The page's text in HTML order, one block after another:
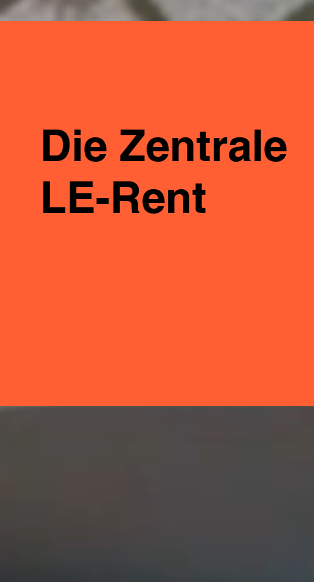
Die Zentrale
LE-Rent